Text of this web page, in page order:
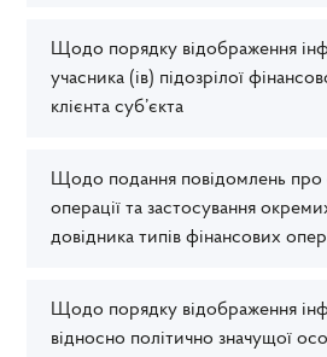
Щодо порядку відображення
учасника (ів) підозрілої
клієнта суб’єкта
Щодо подання повідомлень про
операції та застосування
довідника типів фінансових
Щодо порядку відображення
відносно політично значущої